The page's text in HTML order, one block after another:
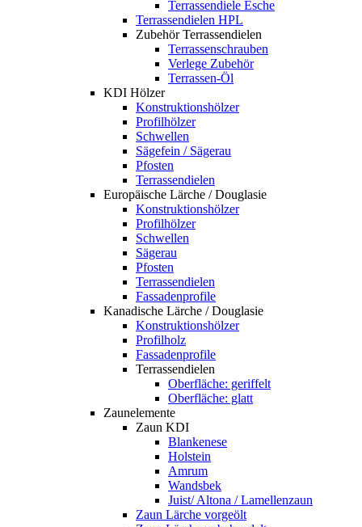
Terrassendiele Esche
Terrassendielen HPL
Zubehör Terrassendielen
Terrassenschrauben
Verlege Zubehör
Terrassen-Öl
KDI Hölzer
Konstruktionshölzer
Profilhölzer
Schwellen
Sägefein / Sägerau
Pfosten
Terrassendielen
Europäische Lärche / Douglasie
Konstruktionshölzer
Profilhölzer
Schwellen
Sägerau
Pfosten
Terrassendielen
Fassadenprofile
Kanadische Lärche / Douglasie
Konstruktionshölzer
Profilholz
Fassadenprofile
Terrassendielen
Oberfläche: geriffelt
Oberfläche: glatt
Zaunelemente
Zaun KDI
Blankenese
Holstein
Amrum
Wandsbek
Juist/ Altona / Lamellenzaun
Zaun Lärche vorgeölt